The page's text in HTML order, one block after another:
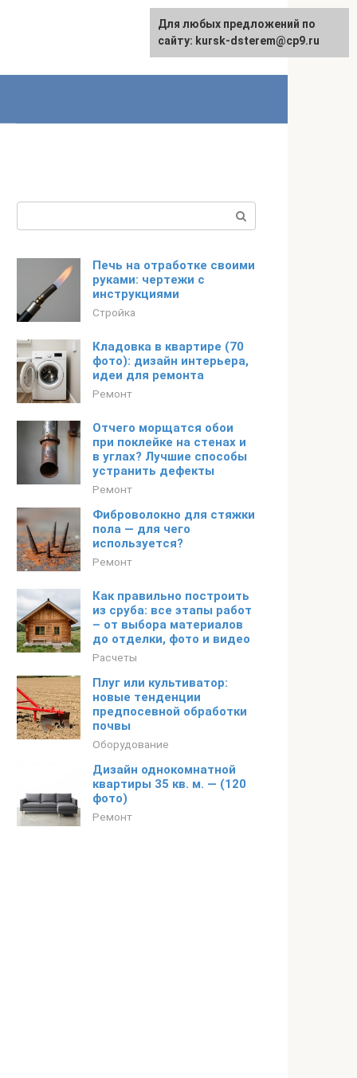
English
Печь на отработке своими
руками: чертежи с
инструкциями
Стройка
Кладовка в квартире (70
фото): дизайн интерьера,
идеи для ремонта
Ремонт
Отчего морщатся обои
при поклейке на стенах и
в углах? Лучшие способы
устранить дефекты
Ремонт
Фиброволокно для стяжки
пола — для чего
используется?
Ремонт
Как правильно построить
из сруба: все этапы работ
– от выбора материалов
до отделки, фото и видео
Расчеты
Плуг или культиватор:
новые тенденции
предпосевной обработки
почвы
Оборудование
Дизайн однокомнатной
квартиры 35 кв. м. — (120
фото)
Ремонт
Для любых предложений по
сайту: kursk-dsterem@cp9.ru